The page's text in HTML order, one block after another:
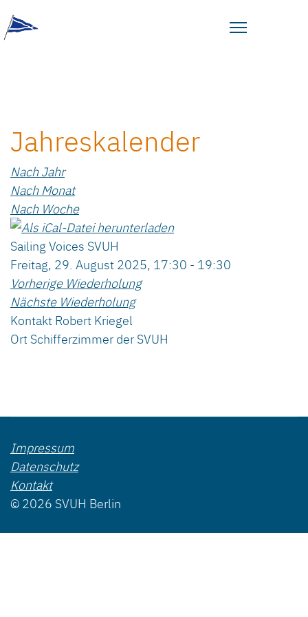
Jahreskalender
Nach Jahr
Nach Monat
Nach Woche
Sailing Voices SVUH
Freitag, 29. August 2025, 17:30 - 19:30
Vorherige Wiederholung
Nächste Wiederholung
Kontakt Robert Kriegel
Ort Schifferzimmer der SVUH
Impressum
Datenschutz
Kontakt
© 2026 SVUH Berlin